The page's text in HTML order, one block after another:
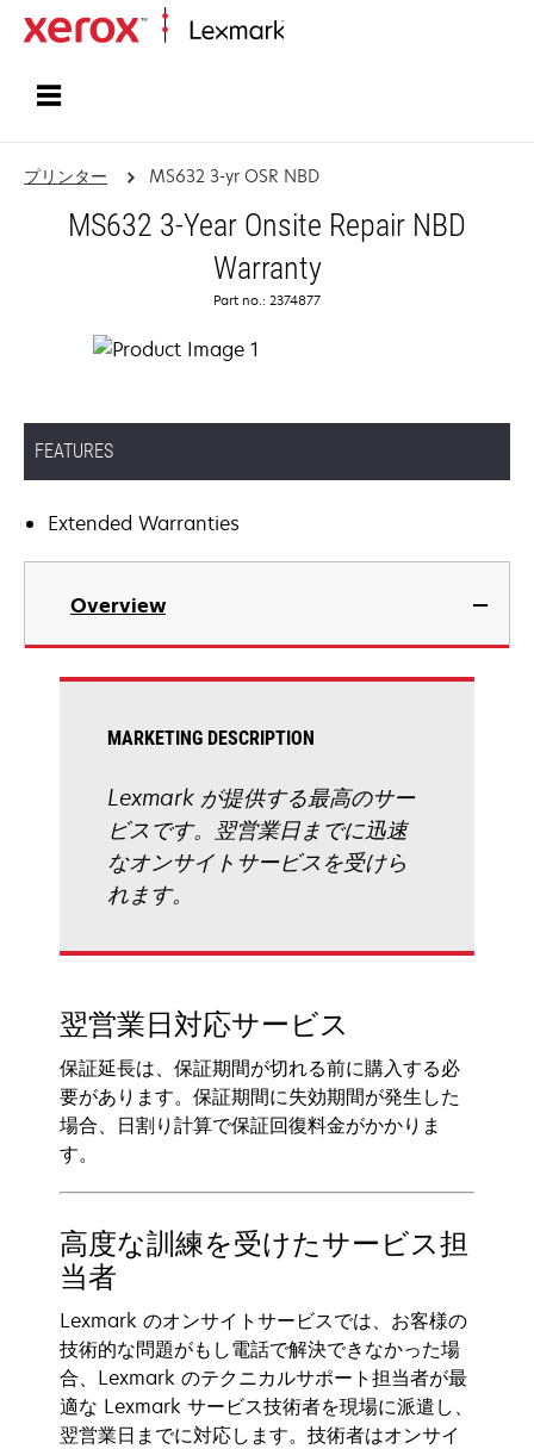
プリンター MS632 3-yr OSR NBD
MS632 3-Year Onsite Repair NBD
Warranty
Part no.: 2374877
FEATURES
Extended Warranties
Overview
MARKETING DESCRIPTION
Lexmark が提供する最高のサー
ビスです。翌営業日までに迅速
なオンサイトサービスを受けら
れます。
翌営業日対応サービス
保証延長は、保証期間が切れる前に購入する必
要があります。保証期間に失効期間が発生した
場合、日割り計算で保証回復料金がかかりま
す。
高度な訓練を受けたサービス担
当者
Lexmark のオンサイトサービスでは、お客様の
技術的な問題がもし電話で解決できなかった場
合、Lexmark のテクニカルサポート担当者が最
適な Lexmark サービス技術者を現場に派遣し、
翌営業日までに対応します。技術者はオンサイ